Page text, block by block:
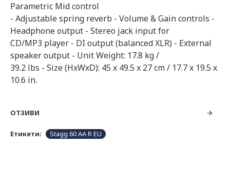
Parametric Mid control
- Adjustable spring reverb - Volume & Gain controls -
Headphone output - Stereo jack input for
CD/MP3 player - DI output (balanced XLR) - External
speaker output - Unit Weight: 17.8 kg /
39.2 lbs - Size (HxWxD): 45 x 49.5 x 27 cm / 17.7 x 19.5 x
10.6 in.
ОТЗИВИ
Етикети: Stagg 60 AA R EU